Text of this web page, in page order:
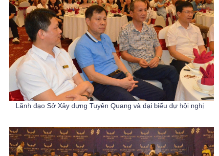
Lãnh đạo Sở Xây dựng Tuyên Quang và đại biểu dự hội nghị